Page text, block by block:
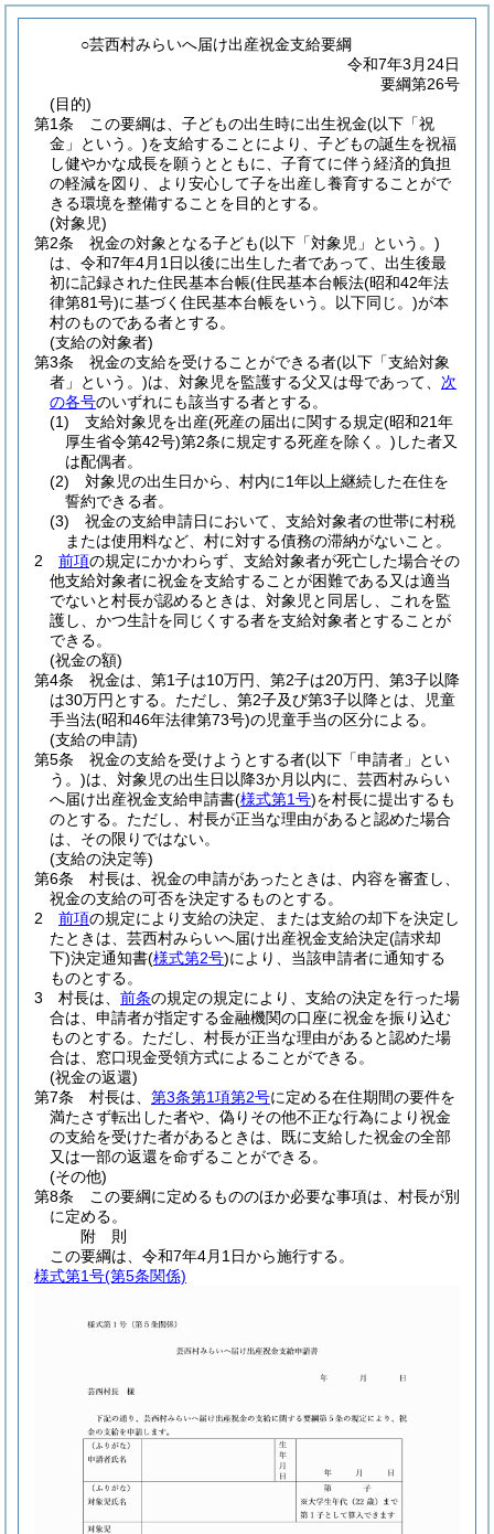
○芸西村みらいへ届け出産祝金支給要綱
令和7年3月24日
要綱第26号
(目的)
第1条
この要綱は、子どもの出生時に出生祝金(以下「祝
金」という。)を支給することにより、子どもの誕生を祝福
し健やかな成長を願うとともに、子育てに伴う経済的負担
の軽減を図り、より安心して子を出産し養育することがで
きる環境を整備することを目的とする。
(対象児)
第2条
祝金の対象となる子ども(以下「対象児」という。)
は、令和7年4月1日以後に出生した者であって、出生後最
初に記録された住民基本台帳(住民基本台帳法(昭和42年法
律第81号)に基づく住民基本台帳をいう。以下同じ。)が本
村のものである者とする。
(支給の対象者)
第3条
祝金の支給を受けることができる者(以下「支給対象
者」という。)は、対象児を監護する父又は母であって、 次
の各号のいずれにも該当する者とする。
(1)
支給対象児を出産(死産の届出に関する規定(昭和21年
厚生省令第42号)第2条に規定する死産を除く。) した者又
は配偶者。
(2)
対象児の出生日から、村内に1年以上継続した在住を
誓約できる者。
(3)
祝金の支給申請日において、支給対象者の世帯に村税
または使用料など、村に対する債務の滞納がないこと。
2
前項の規定にかかわらず、支給対象者が死亡した場合その
他支給対象者に祝金を支給することが困難である又は適当
でないと村長が認めるときは、対象児と同居し、これを監
護し、かつ生計を同じくする者を支給対象者とすることが
できる。
(祝金の額)
第4条
祝金は、第1子は10万円、第2子は20万円、第3子以降
は30万円とする。 ただし、第2子及び第3子以降とは、児童
手当法(昭和46年法律第73号)の児童手当の区分による。
(支給の申請)
第5条
祝金の支給を受けようとする者(以下「申請者」とい
う。)は、対象児の出生日以降3か月以内に、芸西村みらい
へ届け出産祝金支給申請書(様式第1号)を村長に提出するも
のとする。 ただし、村長が正当な理由があると認めた場合
は、その限りではない。
(支給の決定等)
第6条
村長は、祝金の申請があったときは、内容を審査し、
祝金の支給の可否を決定するものとする。
2
前項の規定により支給の決定、または支給の却下を決定し
たときは、芸西村みらいへ届け出産祝金支給決定(請求却
下)決定通知書(様式第2号)により、当該申請者に通知する
ものとする。
3
村長は、 前条の規定の規定により、支給の決定を行った場
合は、申請者が指定する金融機関の口座に祝金を振り込む
ものとする。 ただし、村長が正当な理由があると認めた場
合は、窓口現金受領方式によることができる。
(祝金の返還)
第7条
村長は、 第3条第1項第2号に定める在住期間の要件を
満たさず転出した者や、偽りその他不正な行為により祝金
の支給を受けた者があるときは、既に支給した祝金の全部
又は一部の返還を命ずることができる。
(その他)
第8条
この要綱に定めるもののほか必要な事項は、村長が別
に定める。
附 則
この要綱は、令和7年4月1日から施行する。
様式第1号(第5条関係)